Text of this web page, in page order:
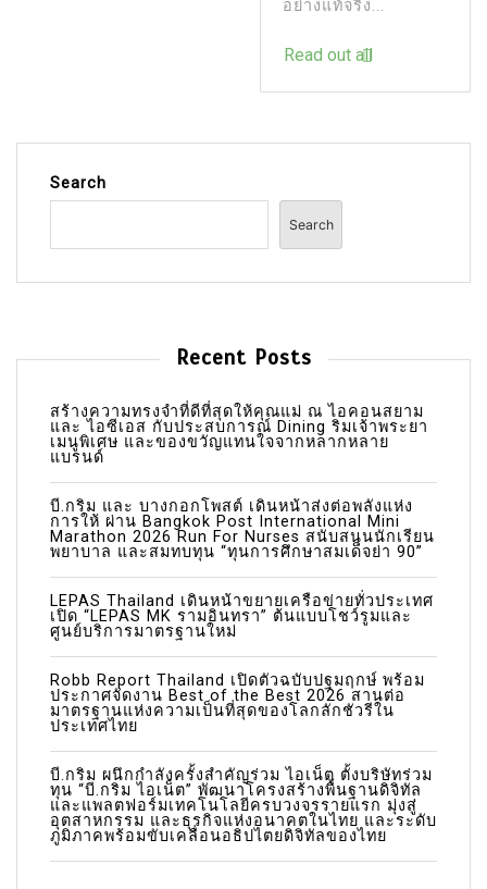
อย่างแท้จริง...
Read out all
Search
Search
Recent Posts
สร้างความทรงจำที่ดีที่สุดให้คุณแม่ ณ ไอคอนสยาม
และ ไอซีเอส กับประสบการณ์ Dining ริมเจ้าพระยา
เมนูพิเศษ และของขวัญแทนใจจากหลากหลาย
แบรนด์
บี.กริม และ บางกอกโพสต์ เดินหน้าส่งต่อพลังแห่ง
การให้ ผ่าน Bangkok Post International Mini
Marathon 2026 Run For Nurses สนับสนุนนักเรียน
พยาบาล และสมทบทุน “ทุนการศึกษาสมเด็จย่า 90”
LEPAS Thailand เดินหน้าขยายเครือข่ายทั่วประเทศ
เปิด “LEPAS MK รามอินทรา” ต้นแบบโชว์รูมและ
ศูนย์บริการมาตรฐานใหม่
Robb Report Thailand เปิดตัวฉบับปฐมฤกษ์ พร้อม
ประกาศจัดงาน Best of the Best 2026 สานต่อ
มาตรฐานแห่งความเป็นที่สุดของโลกลักชัวรีใน
ประเทศไทย
บี.กริม ผนึกกำลังครั้งสำคัญร่วม ไอเน็ต ตั้งบริษัทร่วม
ทุน “บี.กริม ไอเน็ต” พัฒนาโครงสร้างพื้นฐานดิจิทัล
และแพลตฟอร์มเทคโนโลยีครบวงจรรายแรก มุ่งสู่
อุตสาหกรรม และธุรกิจแห่งอนาคตในไทย และระดับ
ภูมิภาคพร้อมขับเคลื่อนอธิปไตยดิจิทัลของไทย